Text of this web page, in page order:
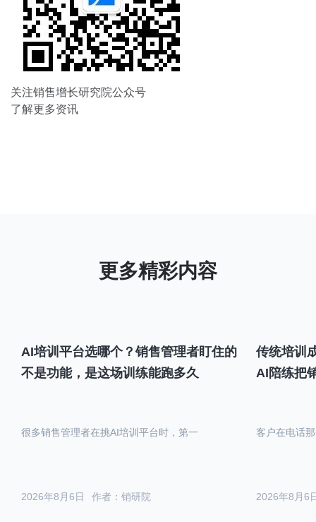
关注销售增长研究院公众号
了解更多资讯
AI培训平台选哪个？销售管理者盯住的
不是功能，是这场训练能跑多久
作者：销研院
2026年8月6日
很多销售管理者在挑AI培训平台时，第一
传统培训
AI陪练把
2026年8月6
客户在电话